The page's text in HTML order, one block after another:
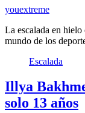
youextreme
La escalada en hielo
mundo de los
Escalada
Illya
solo 13 años